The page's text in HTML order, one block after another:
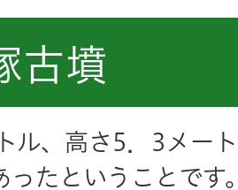
古墳
ル、高さ5．3メー
ったということで